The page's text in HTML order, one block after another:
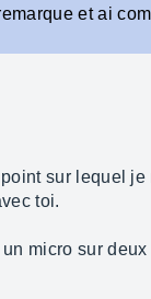
et ai
sur lequel
toi.
un micro sur